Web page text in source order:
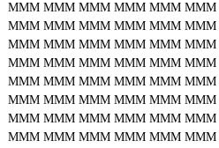
MMM MMM MMM MMM MMM MMM
MMM MMM MMM MMM MMM MMM
MMM MMM MMM MMM MMM MMM
MMM MMM MMM MMM MMM MMM
MMM MMM MMM MMM MMM MMM
MMM MMM MMM MMM MMM MMM
MMM MMM MMM MMM MMM MMM
MMM MMM MMM MMM MMM MMM